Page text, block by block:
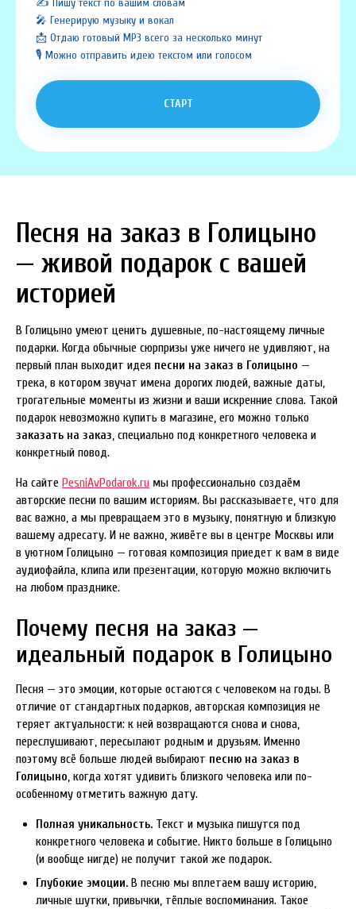
✍️ Пишу текст по вашим словам
🎤 Генерирую музыку и вокал
📩 Отдаю готовый MP3 всего за несколько минут
🎙️ Можно отправить идею текстом или голосом
СТАРТ
Песня на заказ в Голицыно
— живой подарок с вашей
историей
В Голицыно умеют ценить душевные, по-настоящему личные
подарки. Когда обычные сюрпризы уже ничего не удивляют, на
первый план выходит идея песни на заказ в Голицыно —
трека, в котором звучат имена дорогих людей, важные даты,
трогательные моменты из жизни и ваши искренние слова. Такой
подарок невозможно купить в магазине, его можно только
заказать на заказ, специально под конкретного человека и
конкретный повод.
На сайте PesniAvPodarok.ru мы профессионально создаём
авторские песни по вашим историям. Вы рассказываете, что для
вас важно, а мы превращаем это в музыку, понятную и близкую
вашему адресату. И не важно, живёте вы в центре Москвы или
в уютном Голицыно — готовая композиция приедет к вам в виде
аудиофайла, клипа или презентации, которую можно включить
на любом празднике.
Почему песня на заказ —
идеальный подарок в Голицыно
Песня — это эмоции, которые остаются с человеком на годы. В
отличие от стандартных подарков, авторская композиция не
теряет актуальности: к ней возвращаются снова и снова,
переслушивают, пересылают родным и друзьям. Именно
поэтому всё больше людей выбирают песню на заказ в
Голицыно, когда хотят удивить близкого человека или по-
особенному отметить важную дату.
Полная уникальность. Текст и музыка пишутся под
конкретного человека и событие. Никто больше в Голицыно
(и вообще нигде) не получит такой же подарок.
Глубокие эмоции. В песню мы вплетаем вашу историю,
личные шутки, привычки, тёплые воспоминания. Такое